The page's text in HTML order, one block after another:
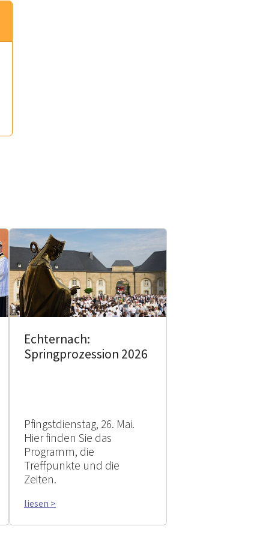
Echternach:
Springprozession 2026
Pfingstdienstag, 26. Mai.
Hier finden Sie das
Programm, die
Treffpunkte und die
Zeiten.
liesen >